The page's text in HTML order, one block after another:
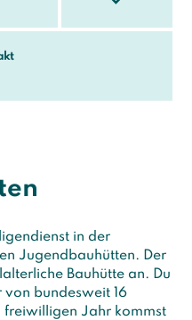
in der
Jugendbauhütten. Der
Bauhütte an. Du
von bundesweit 16
freiwilligen Jahr kommst